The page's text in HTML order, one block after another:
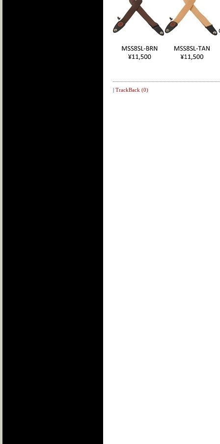
| TrackBack (0)